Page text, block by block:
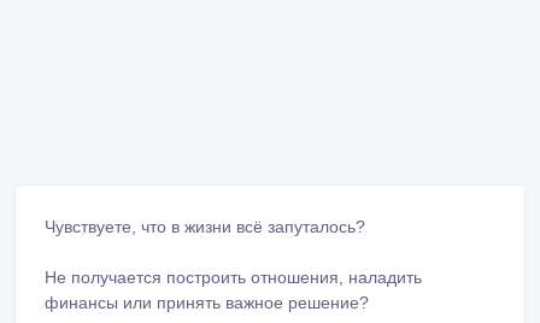
Чувствуете, что в жизни всё запуталось?
Не получается построить отношения, наладить
финансы или принять важное решение?